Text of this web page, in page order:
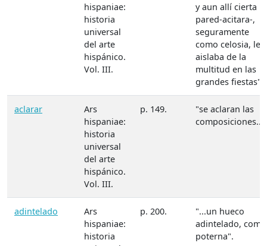
hispaniae:
historia
universal
del arte
hispánico.
Vol. III.
y aun allí cierta
pared-acitara-,
seguramente
como celosia, le
aislaba de la
multitud en las
grandes fiestas".
aclarar
Ars
hispaniae:
historia
universal
del arte
hispánico.
Vol. III.
p. 149.
"se aclaran las
adintelado
Ars
hispaniae:
historia
p. 200.
"...un hueco
adintelado, como
poterna".